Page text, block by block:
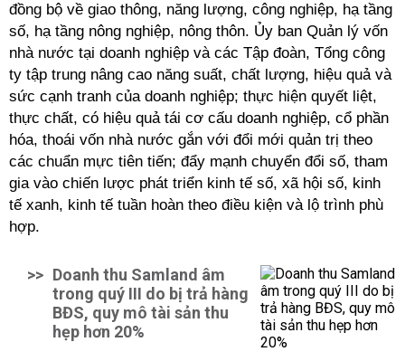
đồng bộ về giao thông, năng lượng, công nghiệp, hạ tầng
số, hạ tầng nông nghiệp, nông thôn. Ủy ban Quản lý vốn
nhà nước tại doanh nghiệp và các Tập đoàn, Tổng công
ty tập trung nâng cao năng suất, chất lượng, hiệu quả và
sức cạnh tranh của doanh nghiệp; thực hiện quyết liệt,
thực chất, có hiệu quả tái cơ cấu doanh nghiệp, cổ phần
hóa, thoái vốn nhà nước gắn với đổi mới quản trị theo
các chuẩn mực tiên tiến; đẩy mạnh chuyển đổi số, tham
gia vào chiến lược phát triển kinh tế số, xã hội số, kinh
tế xanh, kinh tế tuần hoàn theo điều kiện và lộ trình phù
hợp.
>> Doanh thu Samland âm
trong quý III do bị trả hàng
BĐS, quy mô tài sản thu
hẹp hơn 20%